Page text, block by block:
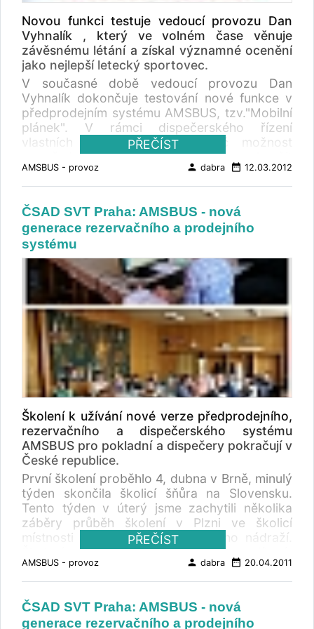
Novou funkci testuje vedoucí provozu Dan
Vyhnalík , který ve volném čase věnuje
závěsnému létání a získal významné ocenění
jako nejlepší letecký sportovec.
V současné době vedoucí provozu Dan
Vyhnalík dokončuje testování nové funkce v
předprodejním systému AMSBUS, tzv."Mobilní
plánek". V rámci dispečerského řízení
vlastních spojů bude mít řidič možnost
prostřednictvím mobilního telefonu ukončit
předprodej těsně před nástupem cestujících
do autobusu. 2010: Další úspěchy Dana
Vyhnalíka, vedoucího provozu AMSBUS, v
závěsném létání
PŘEČÍST
AMSBUS - provoz person dabra date_range 12.03.2012
ČSAD SVT Praha: AMSBUS - nová
generace rezervačního a prodejního
systému
Školení k užívání nové verze předprodejního,
rezervačního a dispečerského systému
AMSBUS pro pokladní a dispečery pokračují v
České republice.
První školení proběhlo 4, dubna v Brně, minulý
týden skončila školicí šňůra na Slovensku.
Tento týden v úterý jsme zachytili několika
záběry průběh školení v Plzni ve školicí
místnosti Centrálního autobusového nádraží.
Školení je připraveno jako rozdílové,
předpokládá se tedy znalost prodeje v
systému AMSBUS 3. V rámci školení se
přidělují nové login pro pokladní a dispečery a
zasílají certifikáty k nové generaci prodejního
programu AMS4. Celkem musí být proškoleno
PŘEČÍST
AMSBUS - provoz person dabra date_range 20.04.2011
ČSAD SVT Praha: AMSBUS - nová
generace rezervačního a prodejního